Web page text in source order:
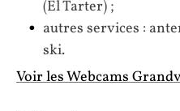
(El Tarter) ;
autres services :
ski.
Voir les Webcams